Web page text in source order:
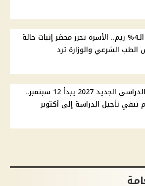
طالبة الـ4% ريم.. الأسرة تحرر محضر إثبات حالة
الطب الشرعي والوزارة ترد
العام الدراسي الجديد 2027 يبدأ 12 سبتمبر..
تنفي تأجيل الدراسة إلى أكتوبر